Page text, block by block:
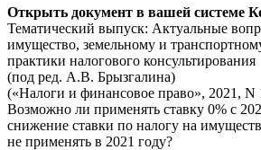
Открыть документ в вашей системе
Тематический выпуск: Актуальные
имущество, земельному и
практики налогового консультирования
(под ред. А.В. Брызгалина)
(«Налоги и финансовое право», 2021, N
Возможно ли применять ставку 0% с
снижение ставки по налогу на
не применять в 2021 году?